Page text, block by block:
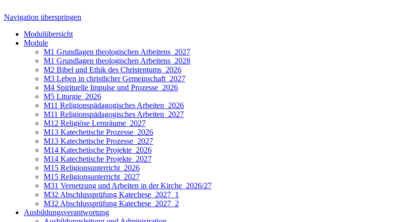
Navigation überspringen
Modulübersicht
Module
M1 Grundlagen theologischen Arbeitens_2027
M1 Grundlagen theologischen Arbeitens_2028
M2 Bibel und Ethik des Christentums_2026
M3 Leben in christlicher Gemeinschaft_2027
M4 Spirituelle Impulse und Prozesse_2026
M5 Liturgie_2026
M11 Religionspädagogisches Arbeiten_2026
M11 Religionspädagogisches Arbeiten_2027
M12 Religiöse Lernräume_2027
M13 Katechetische Prozesse_2026
M13 Katechetische Prozesse_2027
M14 Katechetische Projekte_2026
M14 Katechetische Projekte_2027
M15 Religionsunterricht_2026
M15 Religionsunterricht_2027
M31 Vernetzung und Arbeiten in der Kirche_2026/27
M32 Abschlussprüfung Katechese_2027_1
M32 Abschlussprüfung Katechese_2027_2
Ausbildungsverantwortung